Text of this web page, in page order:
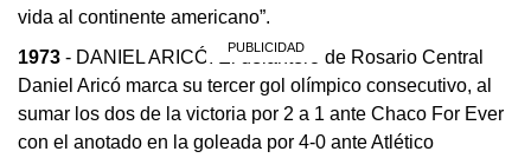
vida al continente americano”.
1973 - DANIEL ARICÓ. El delantero de Rosario Central
Daniel Aricó marca su tercer gol olímpico consecutivo, al
sumar los dos de la victoria por 2 a 1 ante Chaco For Ever
con el anotado en la goleada por 4-0 ante Atlético